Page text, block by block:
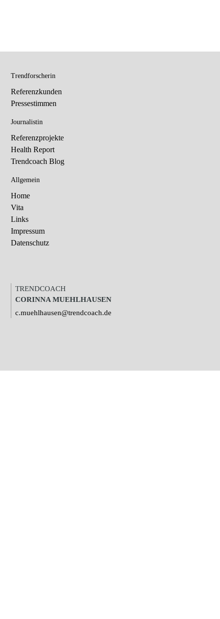
Trendforscherin
Referenzkunden
Pressestimmen
Journalistin
Referenzprojekte
Health Report
Trendcoach Blog
Allgemein
Home
Vita
Links
Impressum
Datenschutz
TRENDCOACH
CORINNA MUEHLHAUSEN
c.muehlhausen@trendcoach.de